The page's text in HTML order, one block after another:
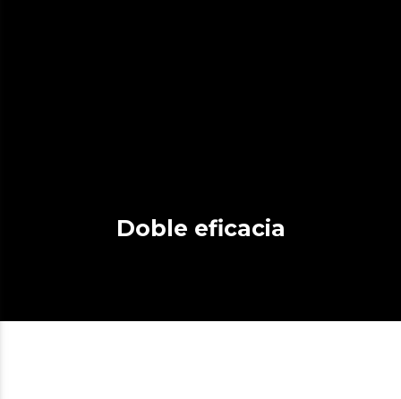
Doble eficacia